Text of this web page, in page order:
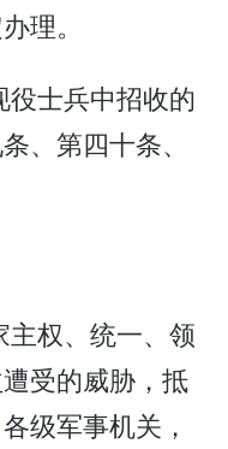
理。
士兵中招收的
、第四十条、
权、统一、领
受的威胁，抵
级军事机关，